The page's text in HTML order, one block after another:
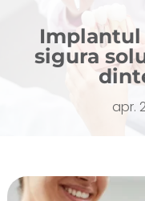
Implantul
sigura
apr.